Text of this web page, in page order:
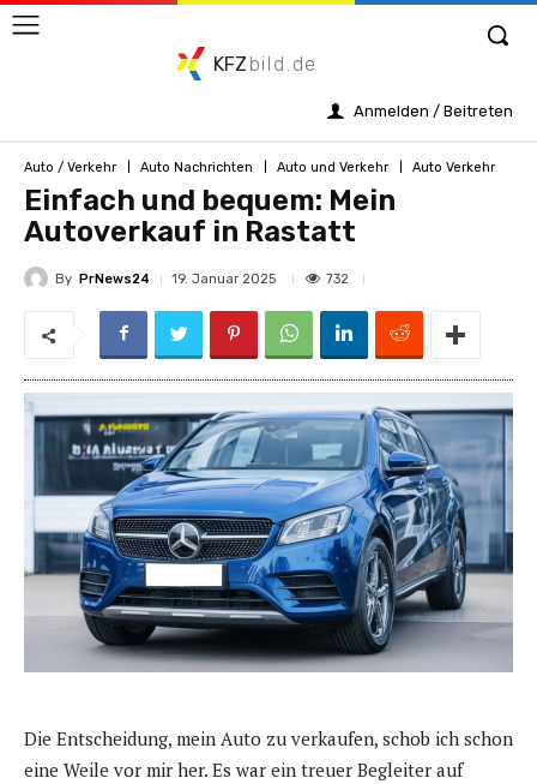
KFZ bild.de
Anmelden / Beitreten
Auto / Verkehr Auto Nachrichten Auto und Verkehr Auto Verkehr
Einfach und bequem: Mein
Autoverkauf in Rastatt
By PrNews24 19. Januar 2025 732
Die Entscheidung, mein Auto zu verkaufen, schob ich schon
eine Weile vor mir her. Es war ein treuer Begleiter auf